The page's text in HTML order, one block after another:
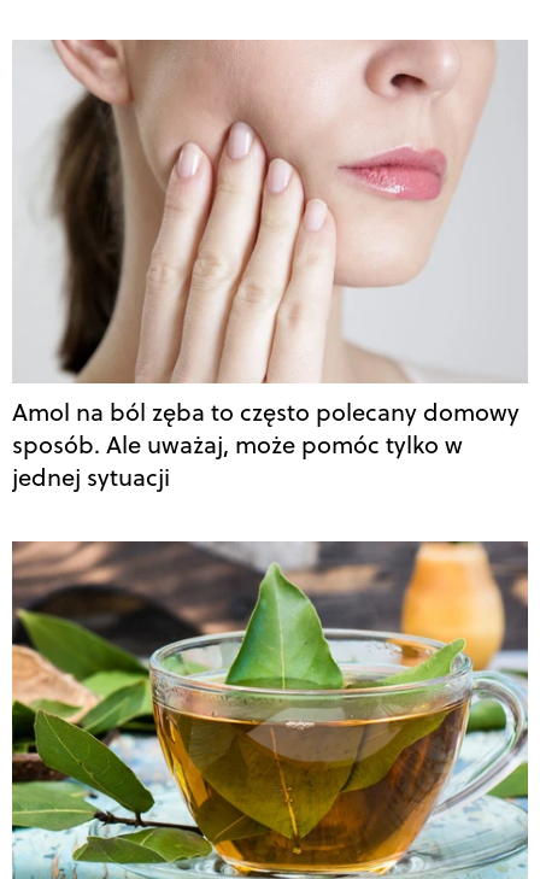
Amol na ból zęba to często polecany domowy
sposób. Ale uważaj, może pomóc tylko w
jednej sytuacji